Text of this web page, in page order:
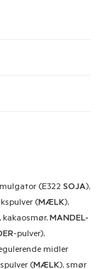
(E322 SOJA),
(MÆLK),
, kakaosmør, MANDEL-
-pulver),
midler
(MÆLK), smør